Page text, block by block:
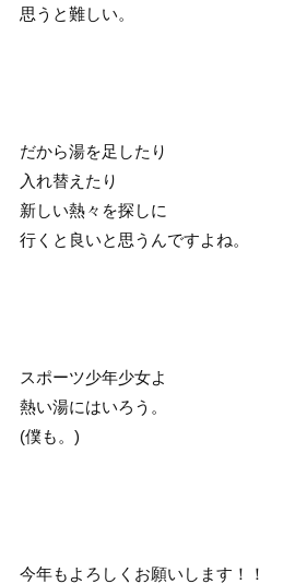
思うと難しい。
だから湯を足したり
入れ替えたり
新しい熱々を探しに
行くと良いと思うんですよね。
スポーツ少年少女よ
熱い湯にはいろう。
(僕も。)
今年もよろしくお願いします！！